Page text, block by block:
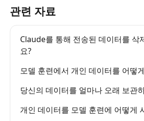
관련 자료
Claude를 통해 전송된 데이터를 삭
요?
모델 훈련에서 개인 데이터를 어떻
당신의 데이터를 얼마나 오래 보관
개인 데이터를 모델 훈련에 어떻게